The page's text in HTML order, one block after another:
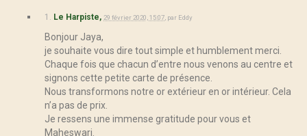
1. Le Harpiste, 29 février 2020, 15:07 par Eddy
Bonjour Jaya,
je souhaite vous dire tout simple et humblement merci.
Chaque fois que chacun d’entre nous venons au centre et
signons cette petite carte de présence.
Nous transformons notre or extérieur en or intérieur. Cela
n’a pas de prix.
Je ressens une immense gratitude pour vous et
Maheswari.